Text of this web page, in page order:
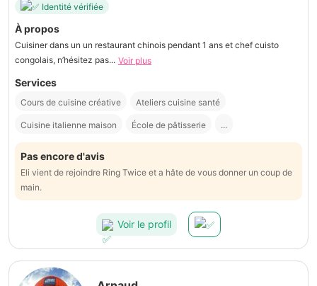
Identité vérifiée
À propos
Cuisiner dans un un restaurant chinois pendant 1 ans et chef cuisto
congolais, n’hésitez pas... Voir plus
Services
Cours de cuisine créative Ateliers cuisine santé
Cuisine italienne maison École de pâtisserie ...
Pas encore d'avis
Eli vient de rejoindre Ring Twice et a hâte de vous donner un coup de
main.
Voir le profil